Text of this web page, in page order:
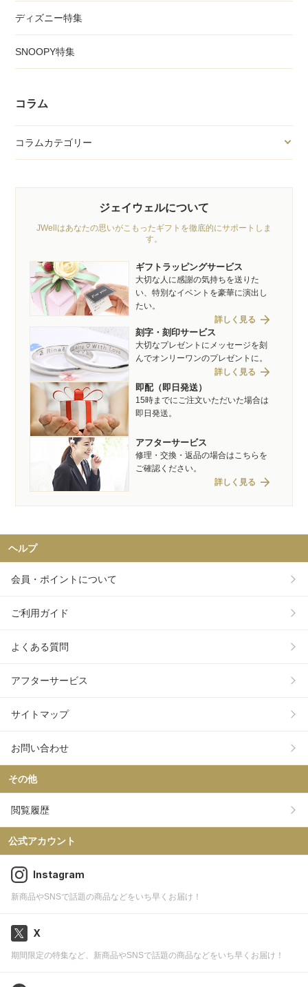
ディズニー特集
SNOOPY特集
コラム
コラムカテゴリー
ジェイウェルについて
JWellはあなたの思いがこもったギフトを徹底的にサポートしま
す。
ギフトラッピングサービス
大切な人に感謝の気持ちを送りた
い、特別なイベントを豪華に演出し
たい。
詳しく見る arrow_forward
刻字・刻印サービス
大切なプレゼントにメッセージを刻
んでオンリーワンのプレゼントに。
詳しく見る arrow_forward
即配（即日発送）
15時までにご注文いただいた場合は
即日発送。
アフターサービス
修理・交換・返品の場合はこちらを
ご確認ください。
詳しく見る arrow_forward
ヘルプ
会員・ポイントについて
ご利用ガイド
よくある質問
アフターサービス
サイトマップ
お問い合わせ
その他
閲覧履歴
公式アカウント
Instagram
新商品やSNSで話題の商品などをいち早くお届け！
X
期間限定の特集など、新商品やSNSで話題の商品などをいち早くお届け！